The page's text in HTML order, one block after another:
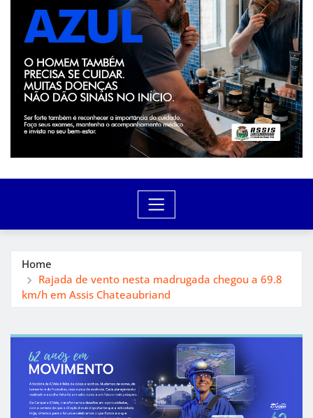
Home
Rajada de vento nesta madrugada chegou a 69.8
km/h em Assis Chateaubriand